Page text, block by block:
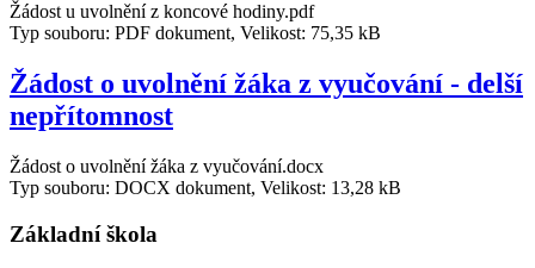
Žádost u uvolnění z koncové hodiny.pdf
Typ souboru: PDF dokument, Velikost: 75,35 kB
Žádost o uvolnění žáka z vyučování - delší
nepřítomnost
Žádost o uvolnění žáka z vyučování.docx
Typ souboru: DOCX dokument, Velikost: 13,28 kB
Základní škola